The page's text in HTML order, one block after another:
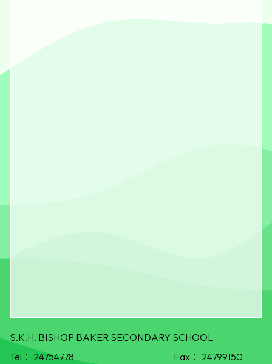
S.K.H. BISHOP BAKER SECONDARY SCHOOL
Tel： 24754778 Fax： 24799150